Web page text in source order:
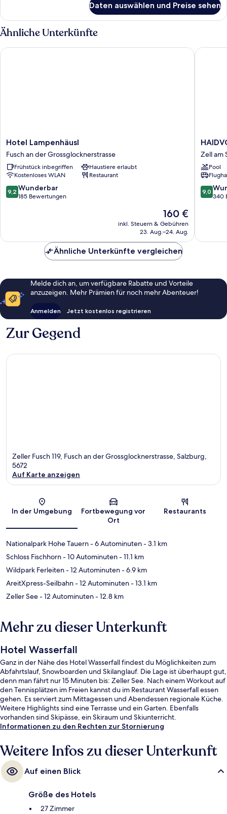
Daten auswählen und Preise sehen
Ähnliche Unterkünfte
Hotel
Lampenhäusl
Fusch
an
der
Grossglocknerstrasse
Hotel Lampenhäusl
Fusch an der Grossglocknerstrasse
Frühstück inbegriffen
Haustiere erlaubt
Kostenloses WLAN
Restaurant
9.2
von
9,2 Wunderbar
185 Bewertungen
Der
Preis
beträgt
160 €
inkl. Steuern & Gebühren
23. Aug.–24. Aug.
Hotel Lampenhäusl
MAVIDA
Zell
am
See
Zell
am
Zell am
Pool
9.0
von
9,0
340
Ähnliche Unterkünfte vergleichen
Melde dich an, um verfügbare Rabatte und Vorteile
anzuzeigen. Mehr Prämien für noch mehr Abenteuer!
Anmelden Jetzt kostenlos registrieren
Zur Gegend
Zeller Fusch 119, Fusch an der Grossglocknerstrasse, Salzburg,
5672
Auf Karte anzeigen
In der Umgebung
Fortbewegung vor
Ort
Restaurants
Nationalpark Hohe Tauern- 6 Autominuten- 3.1 km
Schloss Fischhorn- 10 Autominuten- 11.1 km
Wildpark Ferleiten- 12 Autominuten- 6.9 km
AreitXpress-Seilbahn- 12 Autominuten- 13.1 km
Zeller See- 12 Autominuten- 12.8 km
Mehr zu dieser Unterkunft
Hotel Wasserfall
Ganz in der Nähe des Hotel Wasserfall findest du Möglichkeiten zum
Abfahrtslauf, Snowboarden und Skilanglauf. Die Lage ist überhaupt gut,
denn man fährt nur 15 Minuten bis: Zeller See. Nach einem Workout auf
den Tennisplätzen im Freien kannst du im Restaurant Wasserfall essen
gehen. Es serviert zum Mittagessen und Abendessen regionale Küche.
Weitere Highlights sind eine Terrasse und ein Garten. Ebenfalls
vorhanden sind Skipässe, ein Skiraum und Skiunterricht.
Informationen zu den Rechten zur Stornierung
Weitere Infos zu dieser Unterkunft
Auf einen Blick
Größe des Hotels
27 Zimmer